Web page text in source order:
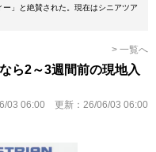
」と絶賛された。現在はシニアツア
> 一覧へ
ら2～3週間前の現地入
03 06:00 更新： 26/06/03 06:00